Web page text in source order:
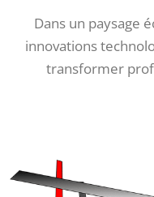
Dans un paysage
innovations
transformer